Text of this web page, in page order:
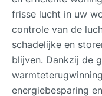
frisse lucht in uw
controle van de
schadelijke en
blijven. Dankzij de
energiebesparing